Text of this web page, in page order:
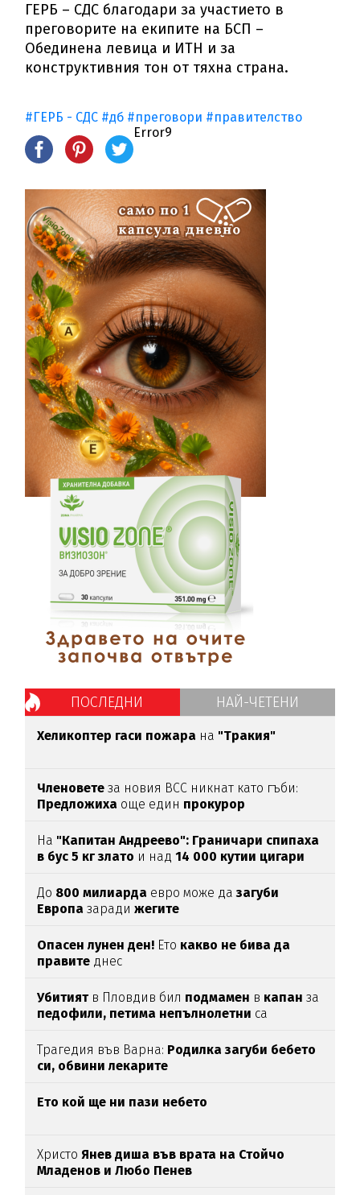
ГЕРБ – СДС благодари за участието в
преговорите на екипите на БСП –
Обединена левица и ИТН и за
конструктивния тон от тяхна страна.
#ГЕРБ - СДС #дб #преговори #правителство
Error9
ПОСЛЕДНИ НАЙ-ЧЕТЕНИ
Хеликоптер гаси пожара на "Тракия"
Членовете за новия ВСС никнат като гъби:
Предложиха още един прокурор
На "Капитан Андреево": Граничари спипаха
в бус 5 кг злато и над14 000 кутии цигари
До 800 милиарда евро може дазагуби
Европа зарадижегите
Опасен лунен ден! Ето какво не бива да
правите днес
Убитиятв Пловдив бил подмамен в капан за
педофили, петима непълнолетни са
Трагедия във Варна: Родилка загуби бебето
си, обвини лекарите
Ето кой ще ни пази небето
ХристоЯнев диша във врата на Стойчо
Младенов и Любо Пенев